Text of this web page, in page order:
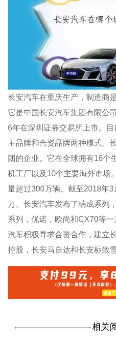
长安汽车在重庆生产，制造商
它是中国长安汽车集团有限公
6年在深圳证券交易所上市。
主品牌和合资品牌两种模式。
团的企业。它在全球拥有16个
机工厂以及10个主要海外市场
量超过300万辆。截至2018年
万。长安汽车发布了瑞成系列
系列，优诺，欧尚和CX70等
汽车积极寻求合资合作，建立
控股，长安马自达和长安标致
相关